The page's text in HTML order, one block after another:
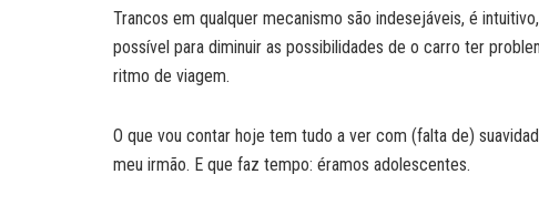
a
t
s
A
a
i
l
n
k
e
d
I
c
e
b
o
i
n
t
p
y
L
Trancos em qualquer mecanismo são indesejáveis, é
possível para diminuir as possibilidades de o carro ter
ritmo de viagem.
O que vou contar hoje tem tudo a ver com (falta de)
meu irmão. E que faz tempo: éramos adolescentes.